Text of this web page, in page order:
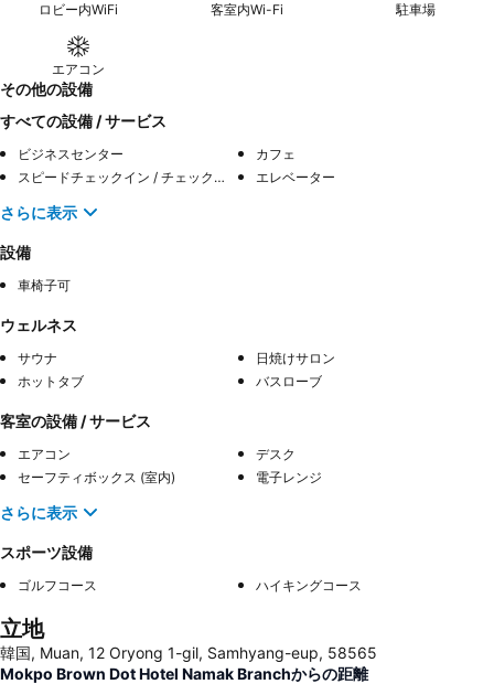
ロビー内WiFi 客室内Wi-Fi 駐車場
エアコン
その他の設備
すべての設備 / サービス
ビジネスセンター
カフェ
スピードチェックイン / チェックアウト
エレベーター
さらに表示
設備
車椅子可
ウェルネス
サウナ
日焼けサロン
ホットタブ
バスローブ
客室の設備 / サービス
エアコン
デスク
セーフティボックス (室内)
電子レンジ
さらに表示
スポーツ設備
ゴルフコース ハイキングコース
立地
韓国, Muan, 12 Oryong 1-gil, Samhyang-eup, 58565
Mokpo Brown Dot Hotel Namak Branchからの距離